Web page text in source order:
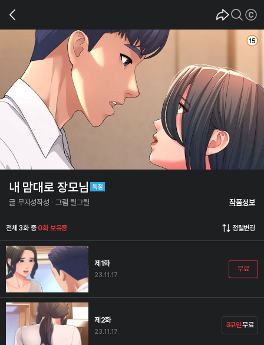
내 맘대로 장모님
글 무지성작성 그림 릴그릴 작품정보
전체 3화 중 0화 보유중 정렬변경
제1화
23.11.17
무료
제2화
23.11.17
3코인무료